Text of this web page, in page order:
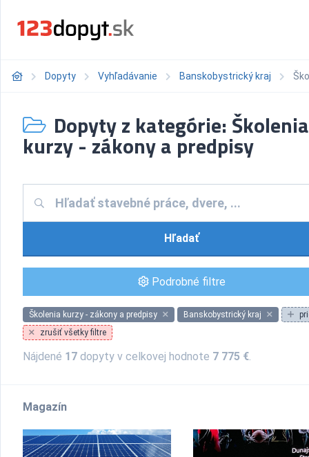
Dopyty Vyhľadávanie Banskobystrický kraj
Dopyty z kategórie: Školenia
kurzy - zákony a predpisy
Hľadať
Podrobné filtre
Školenia kurzy - zákony a predpisy Banskobystrický kraj
zrušiť všetky filtre
Nájdené 17 dopyty v celkovej hodnote 7 775 €.
Magazín